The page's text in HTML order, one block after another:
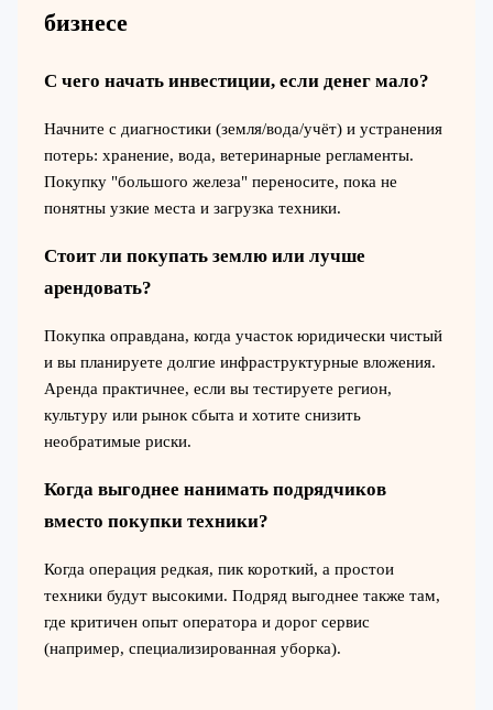
бизнесе
С чего начать инвестиции, если денег мало?
Начните с диагностики (земля/вода/учёт) и устранения
потерь: хранение, вода, ветеринарные регламенты.
Покупку "большого железа" переносите, пока не
понятны узкие места и загрузка техники.
Стоит ли покупать землю или лучше
арендовать?
Покупка оправдана, когда участок юридически чистый
и вы планируете долгие инфраструктурные вложения.
Аренда практичнее, если вы тестируете регион,
культуру или рынок сбыта и хотите снизить
необратимые риски.
Когда выгоднее нанимать подрядчиков
вместо покупки техники?
Когда операция редкая, пик короткий, а простои
техники будут высокими. Подряд выгоднее также там,
где критичен опыт оператора и дорог сервис
(например, специализированная уборка).